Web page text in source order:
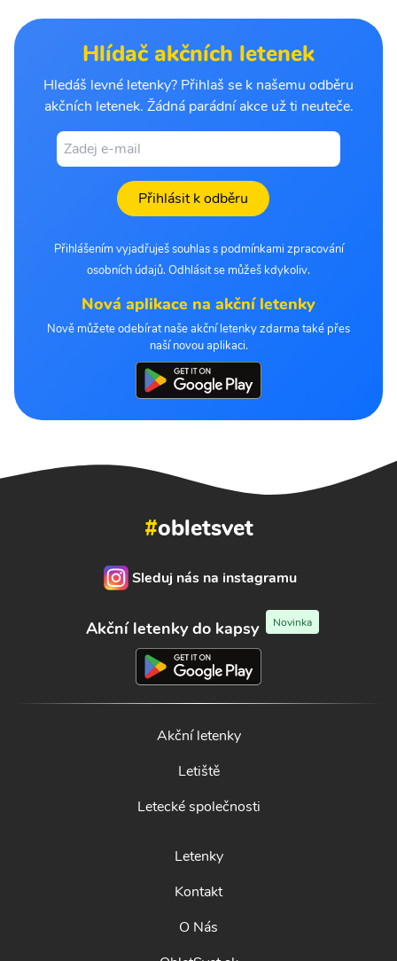
Hlídač akčních letenek
Hledáš levné letenky? Přihlaš se k našemu odběru
akčních letenek. Žádná parádní akce už ti neuteče.
Přihlásit k odběru
Přihlášením vyjadřuješ souhlas s podmínkami zpracování
osobních údajů. Odhlásit se můžeš kdykoliv.
Nová aplikace na akční letenky
Nově můžete odebírat naše akční letenky zdarma také přes
naší novou aplikaci.
#obletsvet
Sleduj nás na instagramu
Akční letenky do kapsy Novinka
Akční letenky
Letiště
Letecké společnosti
Letenky
Kontakt
O Nás